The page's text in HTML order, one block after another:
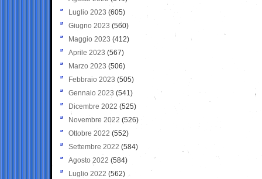
Luglio 2023 (605)
Giugno 2023 (560)
Maggio 2023 (412)
Aprile 2023 (567)
Marzo 2023 (506)
Febbraio 2023 (505)
Gennaio 2023 (541)
Dicembre 2022 (525)
Novembre 2022 (526)
Ottobre 2022 (552)
Settembre 2022 (584)
Agosto 2022 (584)
Luglio 2022 (562)